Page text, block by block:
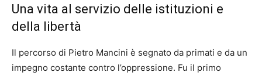
Una vita al servizio delle istituzioni e
della libertà
Il percorso di Pietro Mancini è segnato da primati e da un
impegno costante contro l’oppressione. Fu il primo